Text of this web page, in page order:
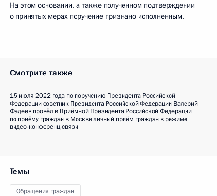
На этом основании, а также полученном подтверждении
о принятых мерах поручение признано исполненным.
Смотрите также
15 июля 2022 года по поручению Президента Российской
Федерации советник Президента Российской Федерации Валерий
Фадеев провёл в Приёмной Президента Российской Федерации
по приёму граждан в Москве личный приём граждан в режиме
видео-конференц-связи
Темы
Обращения граждан